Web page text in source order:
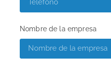
Nombre de la empresa